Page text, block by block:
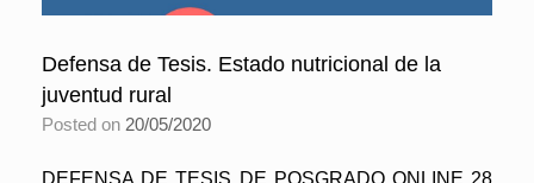
Defensa de Tesis. Estado nutricional de la
juventud rural
Posted on 20/05/2020
DEFENSA DE TESIS DE POSGRADO ONLINE 28